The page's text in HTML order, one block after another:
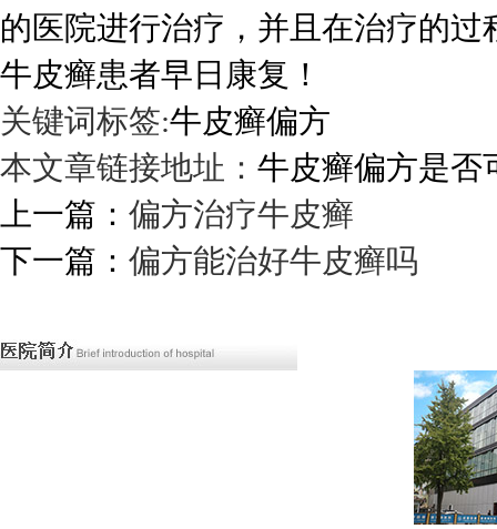
的医院进行治疗，并且在治疗的
牛皮癣患者早日康复！
关键词标签:牛皮癣偏方
本文章链接地址： 牛皮癣偏方是否
上一篇： 偏方治疗牛皮癣
下一篇： 偏方能治好牛皮癣吗